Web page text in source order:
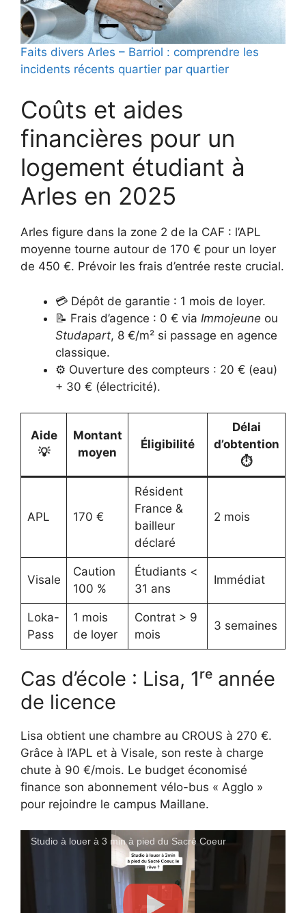
Faits divers Arles – Barriol : comprendre les
incidents récents quartier par quartier
Coûts et aides
financières pour un
logement étudiant à
Arles en 2025
Arles figure dans la zone 2 de la CAF : l’APL
moyenne tourne autour de 170 € pour un loyer
de 450 €. Prévoir les frais d’entrée reste crucial.
💳 Dépôt de garantie : 1 mois de loyer.
📝 Frais d’agence : 0 € via Immojeune ou
Studapart, 8 €/m² si passage en agence
classique.
⚙️ Ouverture des compteurs : 20 € (eau)
+ 30 € (électricité).
Aide
💡
Montant
moyen
Éligibilité
Délai
d’obtention
⏱️
APL 170 €
Résident
France &
bailleur
déclaré
2 mois
Visale
Caution
100 %
Étudiants <
31 ans
Immédiat
Loka-
Pass
1 mois
de loyer
Contrat > 9
mois
3 semaines
Cas d’école : Lisa, 1ʳᵉ année
de licence
Lisa obtient une chambre au CROUS à 270 €.
Grâce à l’APL et à Visale, son reste à charge
chute à 90 €/mois. Le budget économisé
finance son abonnement vélo-bus « Agglo »
pour rejoindre le campus Maillane.
Studio à louer à 3 min à pied du Sacré Coeur